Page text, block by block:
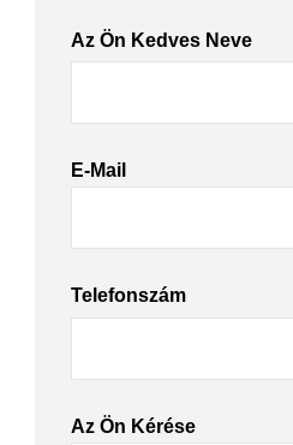
Az Ön Kedves Neve
E-Mail
Telefonszám
Az Ön Kérése